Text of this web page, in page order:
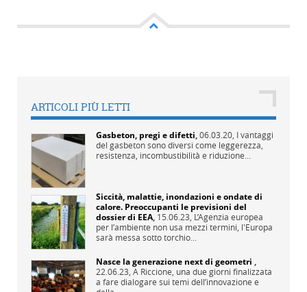
ARTICOLI PIÙ LETTI
Gasbeton, pregi e difetti,06.03.20, I vantaggi
del gasbeton sono diversi come leggerezza,
resistenza, incombustibilità e riduzione...
Siccità, malattie, inondazioni e ondate di
calore. Preoccupanti le previsioni del
dossier di EEA, 15.06.23, L’Agenzia europea
per l’ambiente non usa mezzi termini, l'Europa
sarà messa sotto torchio...
Nasce la generazione next di geometri ,
22.06.23, A Riccione, una due giorni finalizzata
a fare dialogare sui temi dell’innovazione e